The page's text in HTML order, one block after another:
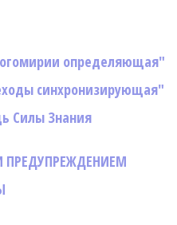
определяющая"
синхронизирующая"
Силы Знания
ПРЕДУПРЕЖДЕНИЕМ